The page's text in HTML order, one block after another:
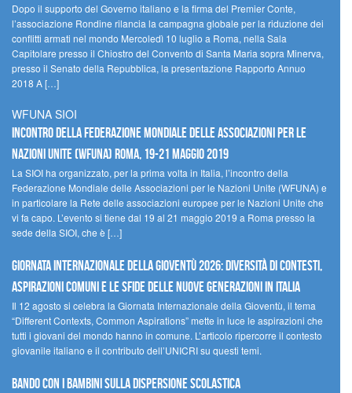
Dopo il supporto del Governo italiano e la firma del Premier Conte,
l’associazione Rondine rilancia la campagna globale per la riduzione dei
conflitti armati nel mondo Mercoledì 10 luglio a Roma, nella Sala
Capitolare presso il Chiostro del Convento di Santa Maria sopra Minerva,
presso il Senato della Repubblica, la presentazione Rapporto Annuo
2018 A […]
WFUNA SIOI
Incontro della Federazione Mondiale delle Associazioni per le
Nazioni Unite (WFUNA) Roma, 19-21 maggio 2019
La SIOI ha organizzato, per la prima volta in Italia, l’incontro della
Federazione Mondiale delle Associazioni per le Nazioni Unite (WFUNA) e
in particolare la Rete delle associazioni europee per le Nazioni Unite che
vi fa capo. L’evento si tiene dal 19 al 21 maggio 2019 a Roma presso la
sede della SIOI, che è […]
GIORNATA INTERNAZIONALE DELLA GIOVENTÙ 2026: DIVERSITÀ DI CONTESTI,
ASPIRAZIONI COMUNI E LE SFIDE DELLE NUOVE GENERAZIONI IN ITALIA
Il 12 agosto si celebra la Giornata Internazionale della Gioventù, il tema
“Different Contexts, Common Aspirations” mette in luce le aspirazioni che
tutti i giovani del mondo hanno in comune. L’articolo ripercorre il contesto
giovanile italiano e il contributo dell’UNICRI su questi temi.
Bando Con i Bambini sulla dispersione scolastica